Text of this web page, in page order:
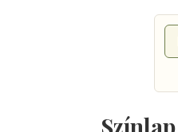
Színlap